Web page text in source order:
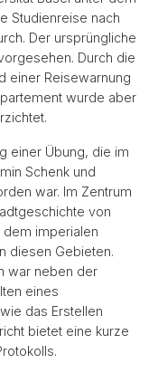
Studienreise nach
Der ursprüngliche
Durch die
einer Reisewarnung
wurde aber
einer Übung, die im
Schenk und
war. Im Zentrum
von
dem imperialen
diesen Gebieten.
war neben der
eines
das Erstellen
bietet eine kurze